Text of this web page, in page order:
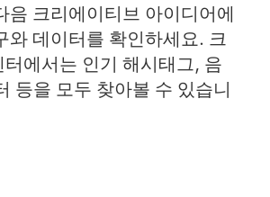
크리에이티브 아이디어에
와 데이터를 확인하세요. 크
터에서는 인기 해시태그, 음
등을 모두 찾아볼 수 있습니